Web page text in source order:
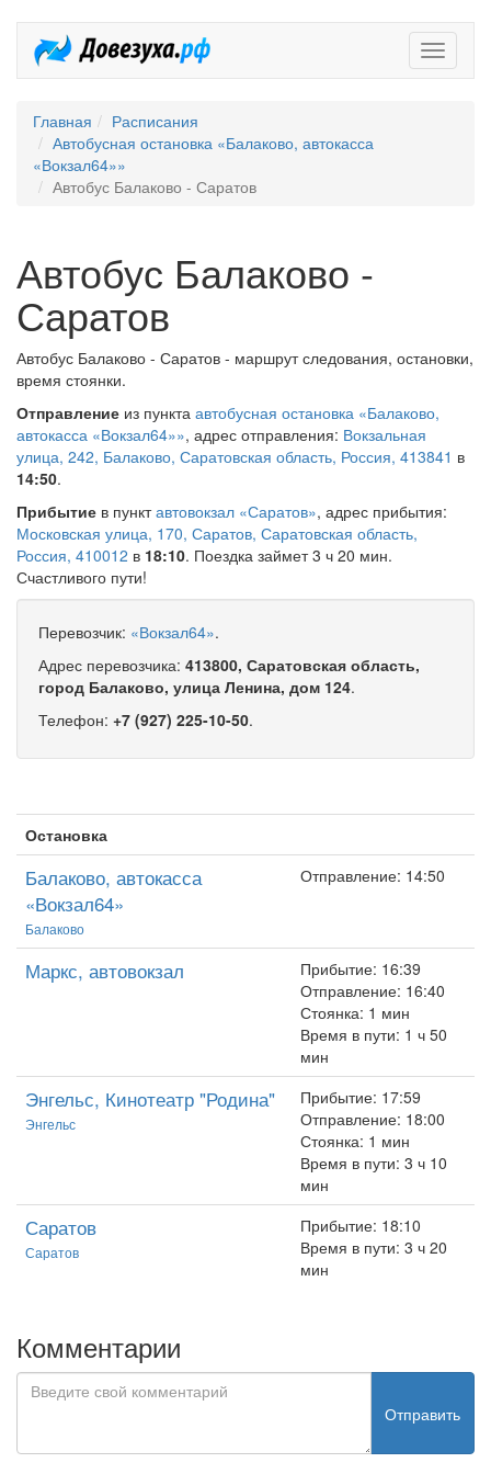
Главная
Расписания
Автобусная остановка «Балаково, автокасса
«Вокзал64»»
Автобус Балаково - Саратов
Автобус Балаково -
Саратов
Автобус Балаково - Саратов - маршрут следования, остановки,
время стоянки.
Отправление из пункта автобусная остановка «Балаково,
автокасса «Вокзал64»», адрес отправления: Вокзальная
улица, 242, Балаково, Саратовская область, Россия, 413841 в
14:50.
Прибытие в пунктавтовокзал «Саратов», адрес прибытия:
Московская улица, 170, Саратов, Саратовская область,
Россия, 410012 в 18:10. Поездка займет 3 ч 20 мин.
Счастливого пути!
Перевозчик: «Вокзал64».
Адрес перевозчика: 413800, Саратовская область,
город Балаково, улица Ленина, дом 124.
Телефон: +7 (927) 225-10-50.
Остановка
Балаково, автокасса
«Вокзал64»
Балаково
Отправление: 14:50
Маркс, автовокзал
Прибытие: 16:39
Отправление: 16:40
Стоянка: 1 мин
Время в пути: 1 ч 50
мин
Энгельс, Кинотеатр "Родина"
Энгельс
Прибытие: 17:59
Отправление: 18:00
Стоянка: 1 мин
Время в пути: 3 ч 10
мин
Саратов
Саратов
Прибытие: 18:10
Время в пути: 3 ч 20
мин
Комментарии
Отправить